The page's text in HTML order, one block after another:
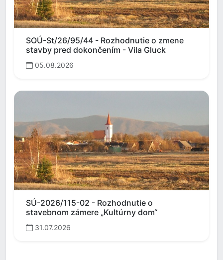
SOÚ-St/26/95/44 - Rozhodnutie o zmene
stavby pred dokončením - Vila Gluck
05.08.2026
SÚ-2026/115-02 - Rozhodnutie o
stavebnom zámere „Kultúrny dom“
31.07.2026